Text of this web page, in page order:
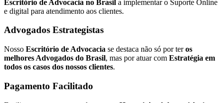
Escritório de Advocacia no Brasil a implementar o Suporte Online
e digital para atendimento aos clientes.
Advogados Estrategistas
Nosso Escritório de Advocacia se destaca não só por teros
melhores Advogados do Brasil, mas por atuar com Estratégia em
todos os casos dos nossos clientes.
Pagamento Facilitado